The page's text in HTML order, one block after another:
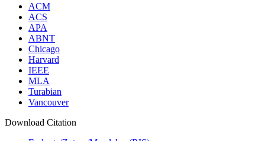
ACM
ACS
APA
ABNT
Chicago
Harvard
IEEE
MLA
Turabian
Vancouver
Download Citation